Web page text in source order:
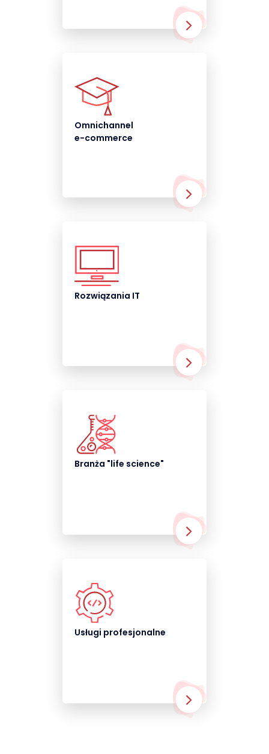
Omnichannel
e-commerce
Rozwiązania IT
Branża "life science"
Usługi profesjonalne